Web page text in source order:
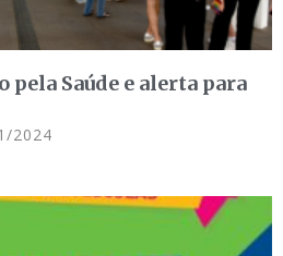
Saúde e alerta para
2024